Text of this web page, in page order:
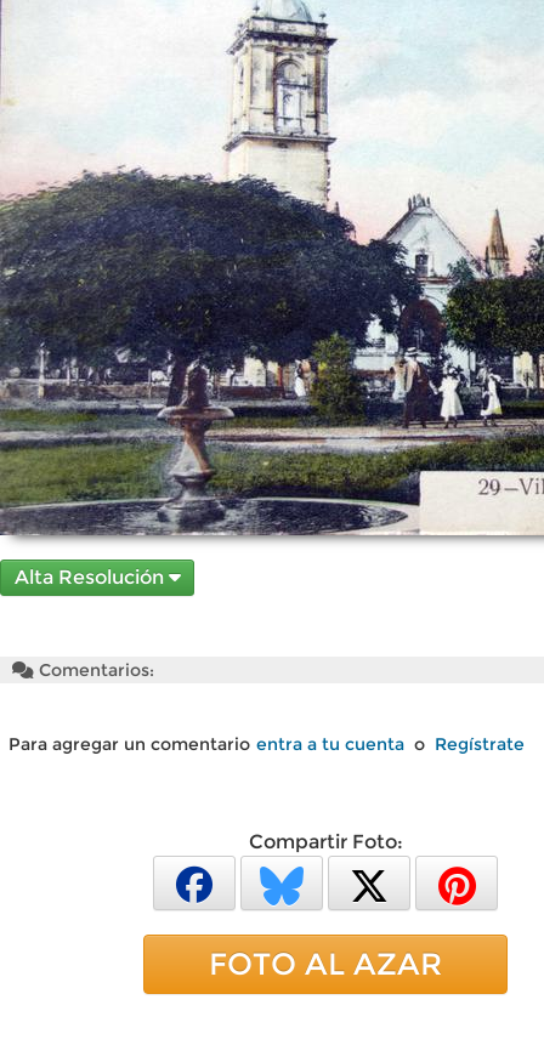
Alta Resolución
Comentarios:
Para agregar un comentario entra a tu cuenta o Regístrate
Compartir Foto:
FOTO AL AZAR